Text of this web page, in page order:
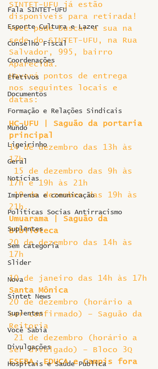
Fala SINTET-UFU
Esporte Cultura e Lazer
Conselho Fiscal
Coordenações
Efetivos
Documentos
Formação e Relações Sindicais
Mundo
Ligeirinho
Geral
Notícias
Imprensa e comunicação
Politicas Socias Antirracismo
Suplentes
Sem categoria
Slider
Nova
Sintet News
Suplentes
Você Sabia
Divulgações
Hospitais e Saúde Pública
SINTET-UFU já estão
disponíveis para retirada!
Você pode buscar a sua na
sede do SINTET-UFU, na Rua
Salvador, 995, bairro
Aparecida.
Haverá pontos de entrega
nos seguintes locais e
datas:
HC-UFU | Saguão da portaria
principal
14 de dezembro das 13h às
17h
17h e 19h às 21h
19 de dezembro das 19h às
21h.
Umuarama | Saguão da
Biblioteca
20 de dezembro das 14h às
17h
10 de janeiro das 14h às 17h
Santa Mônica
20 de dezembro (horário a
ser confirmado) – Saguão da
Reitoria
ser divulgado) – Bloco 3Q
ESEBA, EDUCA e Campis fora